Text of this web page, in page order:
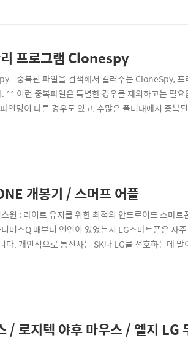
리 프로그램 Clonespy
- 중복된 파일을 검색해서 걸러주는 CloneSpy,
이런 중복파일은 특별한 경우를 제외하고는 필
명이 다른 경우도 있고, 수많은 폴더내에서 중복된
중 CloneSpy라는 것이 있는데 제가 사용해본 결과
개봉기 / 스머프 어플
원 : 라이트 유저를 위한 최적의 안드로이드 스마
머스Q 때부터 인연이 있었는지 LG스마트폰은 자
. 개인적으로 통신사는 SK나 LG를 선호하는데
뷰를 쓸때 전 항상 리뷰어가 아닌 유저의 입장에서
/ 로지텍 야후 마우스 / 엘지 LG